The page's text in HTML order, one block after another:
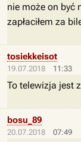
nie może on być
zapłaciłem za
19.07.2018 11:33
tosiekkeisot
To telewizja jest
20.07.2018 07:49
bosu_89